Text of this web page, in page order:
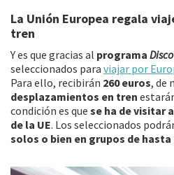
La Unión Europea regala
tren
Y es que gracias al programa
seleccionados para viajar por
Para ello, recibirán 260 euros, de
desplazamientos en tren
condición es que se ha de visitar
de la UE. Los seleccionados
solos o bien en grupos de